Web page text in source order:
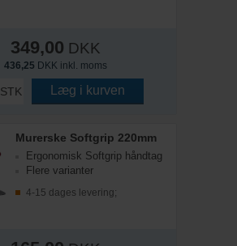
349,00 DKK
436,25 DKK inkl. moms
STK Læg i kurven
Murerske Softgrip 220mm
Ergonomisk Softgrip håndtag
Flere varianter
4-15 dages levering;